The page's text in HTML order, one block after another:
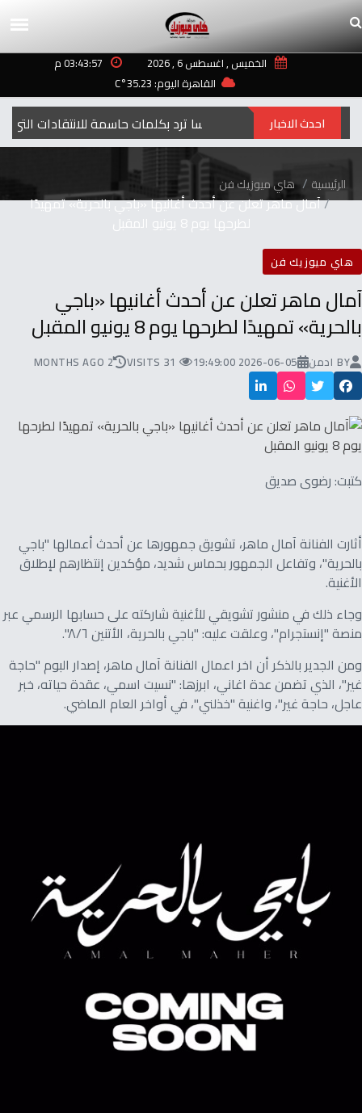
الخميس , اغسطس 6 , 2026
03:43:57 م
القاهرة اليوم: 35.23°C
احدث الاخبار
الرئيسية هاي ميوزيك فن
آمال ماهر تعلن عن أحدث أغانيها «باجي بالحرية» تمهيدًا
لطرحها يوم 8 يونيو المقبل
هاي ميوزيك فن
آمال ماهر تعلن عن أحدث أغانيها «باجي
بالحرية» تمهيدًا لطرحها يوم 8 يونيو المقبل
BY ادمن 2026-06-05 19:49:00
31 VISITS
2 MONTHS AGO
كتبت: رضوى صديق
أثارت الفنانة آمال ماهر، تشويق جمهورها عن أحدث أعمالها "باجي
بالحرية"، وتفاعل الجمهور بحماس شديد، مؤكدين إنتظارهم لإطلاق
الأغنية.
وجاء ذلك في منشور تشويقي للأغنية شاركته على حسابها الرسمي عبر
منصة "إنستجرام"، وعلقت عليه: "باجي بالحرية، الأتنين ٨/٦".
ومن الجدير بالذكر أن اخر اعمال الفنانة آمال ماهر، إصدار البوم "حاجة
غير"، الذي تضمن عدة اغاني، ابرزها: "نسيت اسمي، عقدة حياته، خبر
عاجل، حاجة غير"، واغنية "خذلني"، في أواخر العام الماضي.